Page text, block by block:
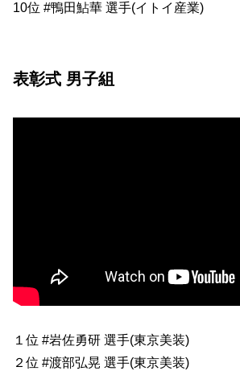
10位 #鴨田鮎華 選手(イトイ産業)
表彰式 男子組
１位 #岩佐勇研 選手(東京美装)
２位 #渡部弘晃 選手(東京美装)